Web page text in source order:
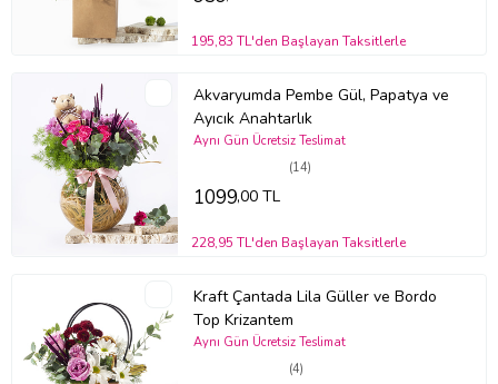
195,83 TL'den Başlayan Taksitlerle
Akvaryumda Pembe Gül, Papatya ve
Ayıcık Anahtarlık
(14)
Aynı Gün Ücretsiz Teslimat
1099,00 TL
228,95 TL'den Başlayan Taksitlerle
Kraft Çantada Lila Güller ve Bordo
Top Krizantem
(4)
Aynı Gün Ücretsiz Teslimat